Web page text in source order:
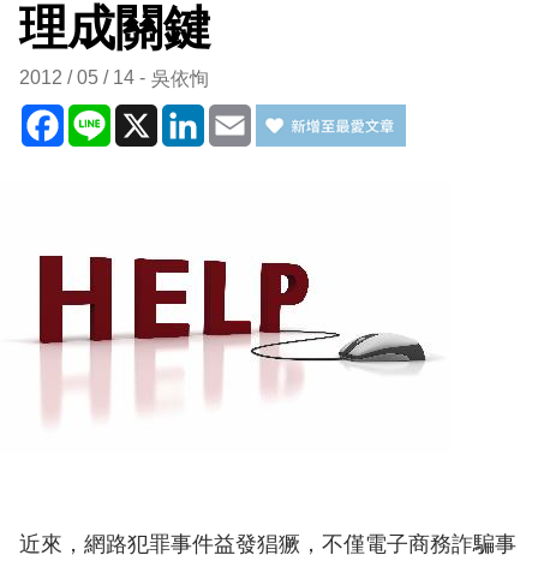
理成關鍵
2012 / 05 / 14 吳依恂
Facebook
Line X LinkedIn
Email
近來，網路犯罪事件益發猖獗，不僅電子商務詐騙事